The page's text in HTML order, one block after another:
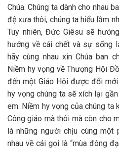
Chúa. Chúng ta dành cho nhau
đệ xưa thôi, chúng ta hiểu lầm
Tuy nhiên, Đức Giêsu sẽ
hướng về cái chết và sự sống
hãy cùng nhau xin Chúa ban
Niềm hy vọng về Thượng Hội
đến một Giáo Hội được đổi
hy vọng chúng ta sẽ xích lại
em. Niềm hy vọng của chúng ta
Công giáo mà thôi mà còn cho
là những người chịu cùng
nhau về cái gọi là “mùa đông